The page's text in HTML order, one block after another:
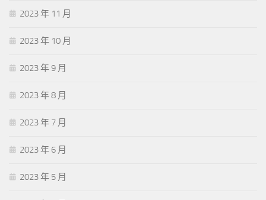
2023 年 11 月
2023 年 10 月
2023 年 9 月
2023 年 8 月
2023 年 7 月
2023 年 6 月
2023 年 5 月